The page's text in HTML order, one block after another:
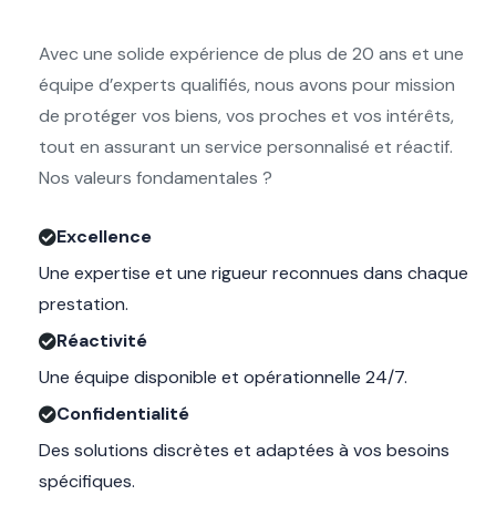
Avec une solide expérience de plus de 20 ans et une
équipe d’experts qualifiés, nous avons pour mission
de protéger vos biens, vos proches et vos intérêts,
tout en assurant un service personnalisé et réactif.
Nos valeurs fondamentales ?
Excellence
Une expertise et une rigueur reconnues dans chaque
prestation.
Réactivité
Une équipe disponible et opérationnelle 24/7.
Confidentialité
Des solutions discrètes et adaptées à vos besoins
spécifiques.